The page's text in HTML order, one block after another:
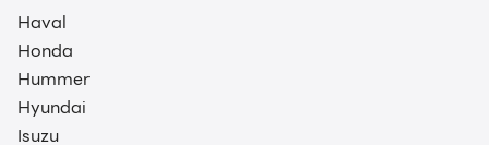
Haval
Honda
Hummer
Hyundai
Isuzu